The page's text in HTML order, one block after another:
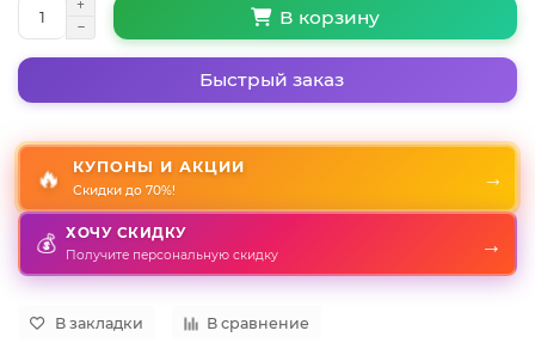
В корзину
Быстрый заказ
🔥 КУПОНЫ И АКЦИИ
Скидки до 70%!
→
💰 ХОЧУ СКИДКУ
Получите персональную скидку →
В закладки В сравнение